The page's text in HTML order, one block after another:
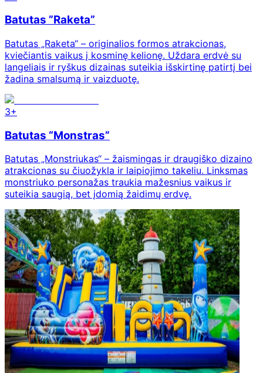
Batutas ”Raketa”
Batutas „Raketa“ – originalios formos atrakcionas,
kviečiantis vaikus į kosminę kelionę. Uždara erdvė su
langeliais ir ryškus dizainas suteikia išskirtinę patirtį bei
žadina smalsumą ir vaizduotę.
3+
Batutas “Monstras”
Batutas „Monstriukas“ – žaismingas ir draugiško dizaino
atrakcionas su čiuožykla ir laipiojimo takeliu. Linksmas
monstriuko personažas traukia mažesnius vaikus ir
suteikia saugią, bet įdomią žaidimų erdvę.